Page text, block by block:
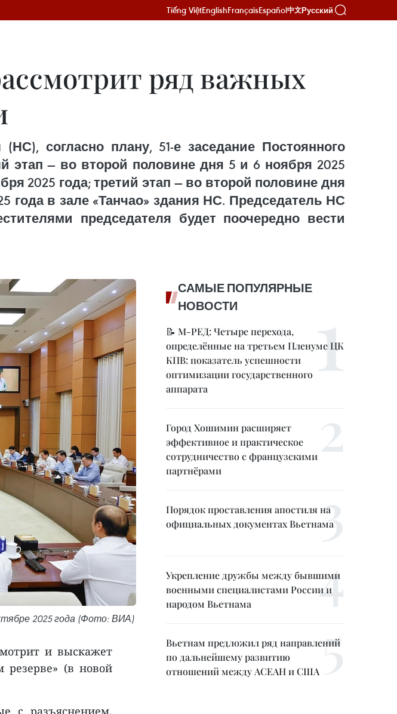
Tiếng ViệtEnglishFrançaisEspañol中文Русский
ряд важных
согласно плану, 51-е заседание Постоянного
этап — во второй половине дня 5 и 6 ноября 2025
2025 года; третий этап — во второй половине дня
года в зале «Танчао» здания НС. Председатель НС
председателя будет поочередно вести
2025 года (Фото: ВИА)
и выскажет
резерве» (в новой
с разъяснением,
САМЫЕ ПОПУЛЯРНЫЕ
НОВОСТИ
📝 М-РЕД: Четыре перехода,
определённые на третьем Пленуме ЦК
КПВ: показатель успешности
оптимизации государственного
аппарата
Город Хошимин расширяет
эффективное и практическое
сотрудничество с французскими
партнёрами
Порядок проставления апостиля на
официальных документах Вьетнама
Укрепление дружбы между бывшими
военными специалистами России и
народом Вьетнама
Вьетнам предложил ряд направлений
по дальнейшему развитию
отношений между АСЕАН и США